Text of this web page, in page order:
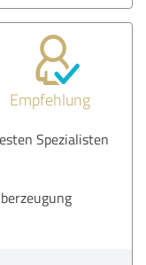
Empfehlung
Spezialisten